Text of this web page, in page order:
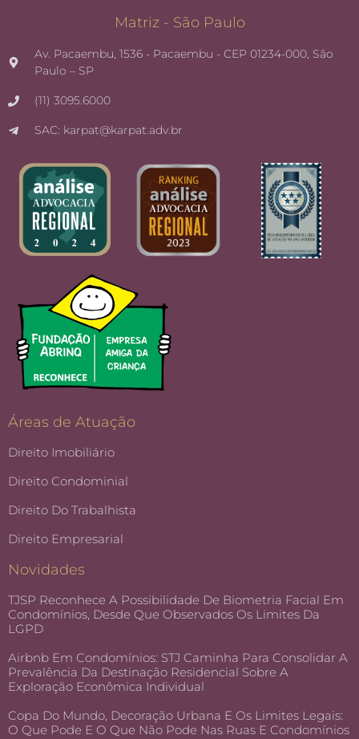
Matriz - São Paulo
Av. Pacaembu, 1536 - Pacaembu - CEP 01234-000, São
Paulo – SP
(11) 3095.6000
SAC: karpat@karpat.adv.br
Áreas de Atuação
Direito Imobiliário
Direito Condominial
Direito Do Trabalhista
Direito Empresarial
Novidades
TJSP Reconhece A Possibilidade De Biometria Facial Em
Condomínios, Desde Que Observados Os Limites Da
LGPD
Airbnb Em Condomínios: STJ Caminha Para Consolidar A
Prevalência Da Destinação Residencial Sobre A
Exploração Econômica Individual
Copa Do Mundo, Decoração Urbana E Os Limites Legais:
O Que Pode E O Que Não Pode Nas Ruas E Condomínios